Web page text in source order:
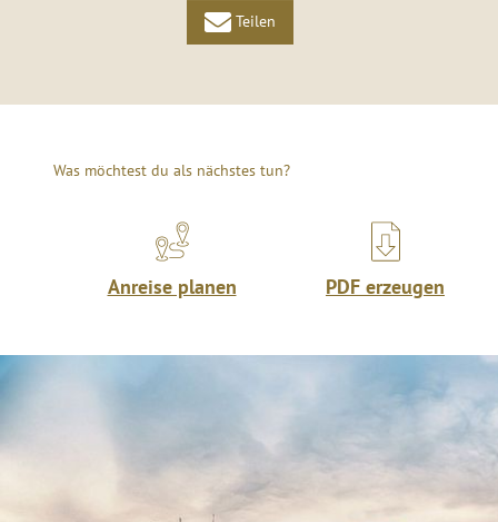
Teilen
Was möchtest du als nächstes tun?
Anreise planen PDF erzeugen